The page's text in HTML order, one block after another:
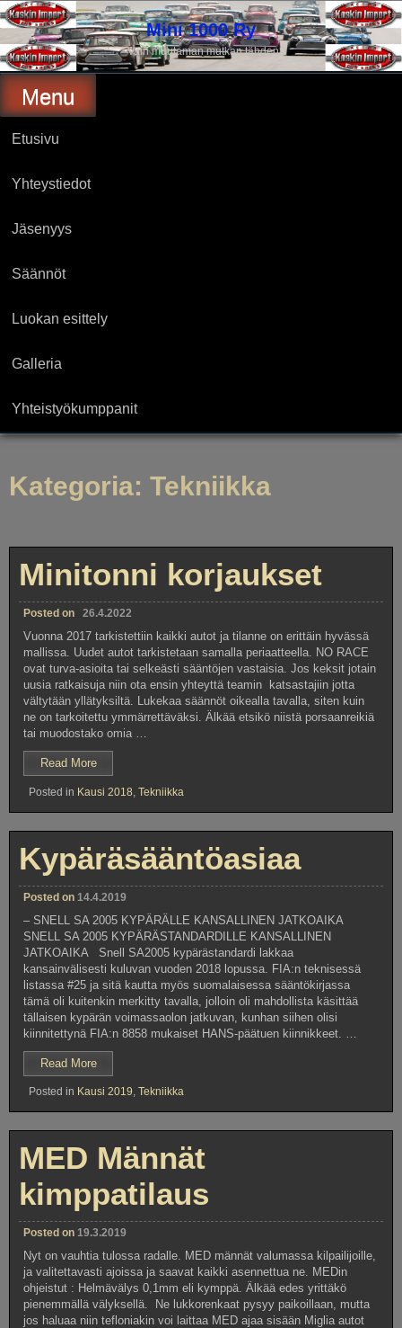
Skip
to
content
Mini 1000 Ry
Vain muutaman mutkan tähden
Menu
Etusivu
Yhteystiedot
Jäsenyys
Säännöt
Luokan esittely
Galleria
Yhteistyökumppanit
Kategoria: Tekniikka
Minitonni korjaukset
Posted on 26.4.2022
Vuonna 2017 tarkistettiin kaikki autot ja tilanne on erittäin hyvässä
mallissa. Uudet autot tarkistetaan samalla periaatteella. NO RACE
ovat turva-asioita tai selkeästi sääntöjen vastaisia. Jos keksit jotain
uusia ratkaisuja niin ota ensin yhteyttä teamin katsastajiin jotta
vältytään yllätyksiltä. Lukekaa säännöt oikealla tavalla, siten kuin
ne on tarkoitettu ymmärrettäväksi. Älkää etsikö niistä porsaanreikiä
tai muodostako omia …
Read More”Minitonni
korjaukset”
Posted in Kausi 2018 Tekniikka
Kypäräsääntöasiaa
Posted on 14.4.2019
– SNELL SA 2005 KYPÄRÄLLE KANSALLINEN JATKOAIKA
SNELL SA 2005 KYPÄRÄSTANDARDILLE KANSALLINEN
JATKOAIKA Snell SA2005 kypärästandardi lakkaa
kansainvälisesti kuluvan vuoden 2018 lopussa. FIA:n teknisessä
listassa #25 ja sitä kautta myös suomalaisessa sääntökirjassa
tämä oli kuitenkin merkitty tavalla, jolloin oli mahdollista käsittää
tällaisen kypärän voimassaolon jatkuvan, kunhan siihen olisi
kiinnitettynä FIA:n 8858 mukaiset HANS-päätuen kiinnikkeet. …
Read More”Kypäräsääntöasiaa”
Posted in Kausi 2019, Tekniikka
MED Männät
kimppatilaus
Posted on 19.3.2019
Nyt on vauhtia tulossa radalle. MED männät valumassa kilpailijoille,
ja valitettavasti ajoissa ja saavat kaikki asennettua ne. MEDin
ohjeistut : Helmävälys 0,1mm eli kymppä. Älkää edes yrittäkö
pienemmällä välyksellä. Ne lukkorenkaat pysyy paikoillaan, mutta
jos haluaa niin tefloniakin voi laittaa MED ajaa sisään Miglia autot